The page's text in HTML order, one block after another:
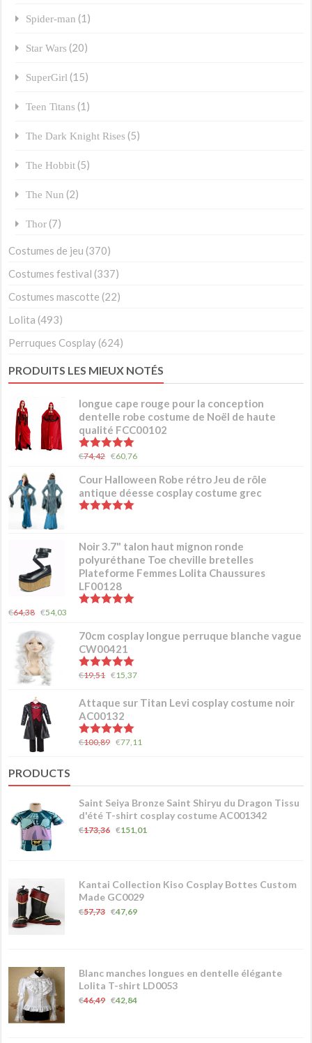
Spider-man (1)
Star Wars (20)
SuperGirl (15)
Teen Titans (1)
The Dark Knight Rises (5)
The Hobbit (5)
The Nun (2)
Thor (7)
Costumes de jeu (370)
Costumes festival (337)
Costumes mascotte (22)
Lolita (493)
Perruques Cosplay (624)
PRODUITS LES MIEUX NOTÉS
longue cape rouge pour la conception
dentelle robe costume de Noël de haute
qualité FCC00102
5.00sur 5
€74,42 €60,76
Cour Halloween Robe rétro Jeu de rôle
antique déesse cosplay costume grec
Noir 3.7" talon haut mignon ronde
polyuréthane Toe cheville bretelles
Plateforme Femmes Lolita Chaussures
LF00128
€64,38 €54,03
70cm cosplay longue perruque blanche vague
CW00421
5.00 sur 5
€19,51 €15,37
Attaque sur Titan Levi cosplay costume noir
AC00132
5.00 sur 5
€100,89 €77,11
PRODUCTS
Saint Seiya Bronze Saint Shiryu du Dragon Tissu
d'été T-shirt cosplay costume AC001342
€173,36 €151,01
Kantai Collection Kiso Cosplay Bottes Custom
Made GC0029
€57,73 €47,69
Blanc manches longues en dentelle élégante
Lolita T-shirt LD0053
€46,49 €42,84